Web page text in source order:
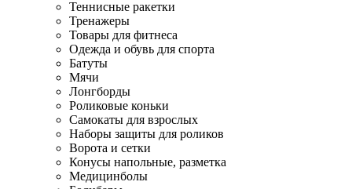
Теннисные ракетки
Тренажеры
Товары для фитнеса
Одежда и обувь для спорта
Батуты
Мячи
Лонгборды
Роликовые коньки
Самокаты для взрослых
Наборы защиты для роликов
Ворота и сетки
Конусы напольные, разметка
Медицинболы